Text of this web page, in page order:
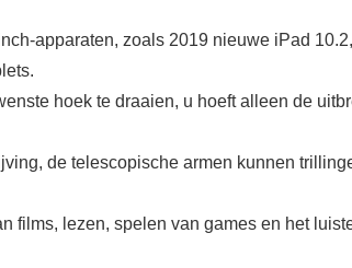
apparaten, zoals 2019 nieuwe iPad
hoek te draaien, u hoeft alleen de
de telescopische armen kunnen
lezen, spelen van games en het